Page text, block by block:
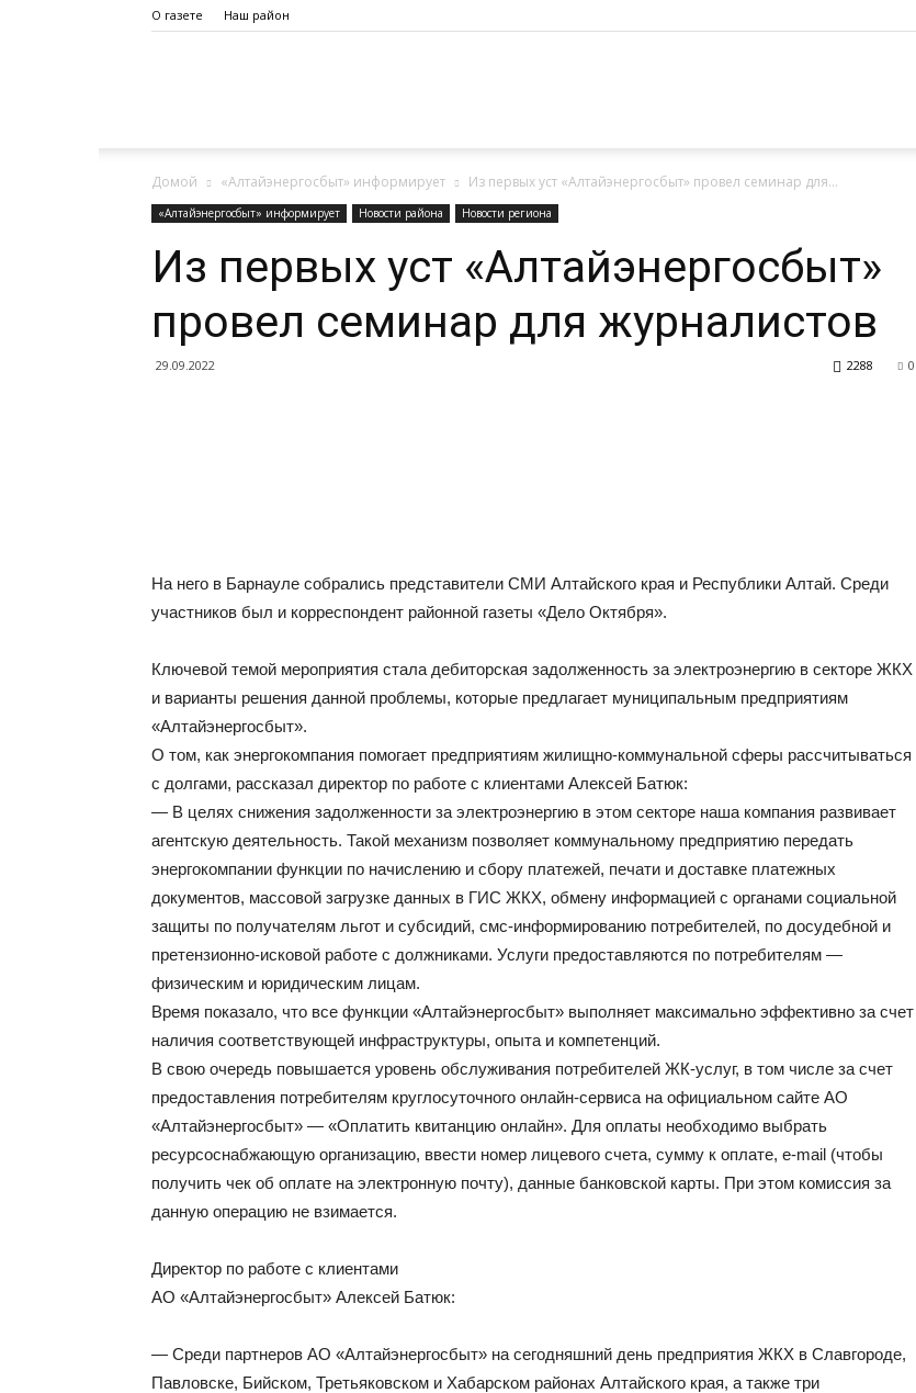
О газете Наш район
Октября
Домой «Алтайэнергосбыт» информирует Из первых уст «Алтайэнергосбыт» провел семинар для...
«Алтайэнергосбыт» информирует Новости района Новости региона
Из первых уст «Алтайэнергосбыт»
провел семинар для журналистов
29.09.2022 0
2288
На него в Барнауле собрались представители СМИ Алтайского края и Республики Алтай. Среди
участников был и корреспондент районной газеты «Дело Октября».
Ключевой темой мероприятия стала дебиторская задолженность за электроэнергию в секторе ЖКХ
и варианты решения данной проблемы, которые предлагает муниципальным предприятиям
«Алтайэнергосбыт».
О том, как энергокомпания помогает предприятиям жилищно-коммунальной сферы рассчитываться
с долгами, рассказал директор по работе с клиентами Алексей Батюк:
— В целях снижения задолженности за электроэнергию в этом секторе наша компания развивает
агентскую деятельность. Такой механизм позволяет коммунальному предприятию передать
энергокомпании функции по начислению и сбору платежей, печати и доставке платежных
документов, массовой загрузке данных в ГИС ЖКХ, обмену информацией с органами социальной
защиты по получателям льгот и субсидий, смс-информированию потребителей, по досудебной и
претензионно-исковой работе с должниками. Услуги предоставляются по потребителям —
физическим и юридическим лицам.
Время показало, что все функции «Алтайэнергосбыт» выполняет максимально эффективно за счет
наличия соответствующей инфраструктуры, опыта и компетенций.
В свою очередь повышается уровень обслуживания потребителей ЖК-услуг, в том числе за счет
предоставления потребителям круглосуточного онлайн-сервиса на официальном сайте АО
«Алтайэнергосбыт» — «Оплатить квитанцию онлайн». Для оплаты необходимо выбрать
ресурсоснабжающую организацию, ввести номер лицевого счета, сумму к оплате, e-mail (чтобы
получить чек об оплате на электронную почту), данные банковской карты. При этом комиссия за
данную операцию не взимается.
Директор по работе с клиентами
АО «Алтайэнергосбыт» Алексей Батюк:
— Среди партнеров АО «Алтайэнергосбыт» на сегодняшний день предприятия ЖКХ в Славгороде,
Павловске, Бийском, Третьяковском и Хабарском районах Алтайского края, а также три